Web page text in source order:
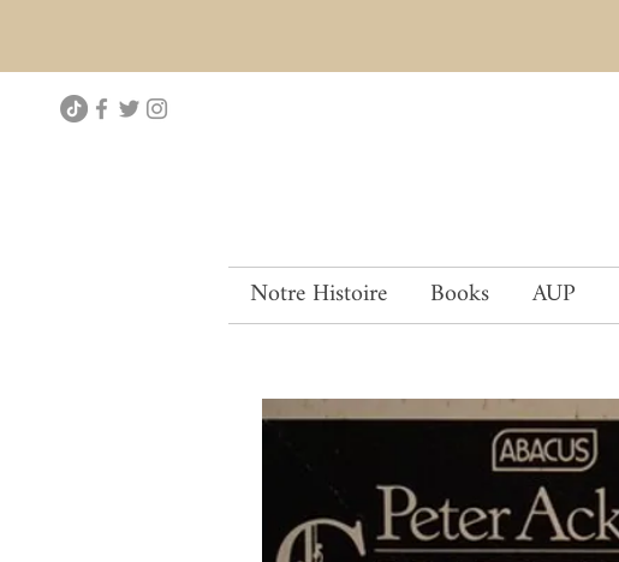
Notre Histoire Books AUP